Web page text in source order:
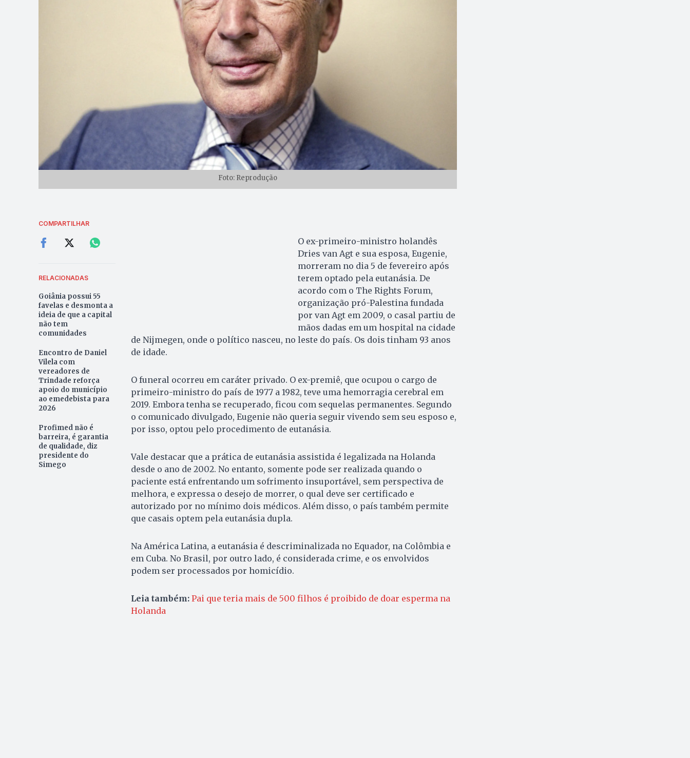
Foto: Reprodução
COMPARTILHAR
RELACIONADAS
Goiânia possui 55
favelas e desmonta a
ideia de que a capital
não tem
comunidades
Encontro de Daniel
Vilela com
vereadores de
Trindade reforça
apoio do município
ao emedebista para
2026
Profimed não é
barreira, é garantia
de qualidade, diz
presidente do
Simego
O ex-primeiro-ministro holandês
Dries van Agt e sua esposa, Eugenie,
morreram no dia 5 de fevereiro após
terem optado pela eutanásia. De
acordo com o The Rights Forum,
organização pró-Palestina fundada
por van Agt em 2009, o casal partiu de
mãos dadas em um hospital na cidade
de Nijmegen, onde o político nasceu, no leste do país. Os dois tinham 93 anos
de idade.
O funeral ocorreu em caráter privado. O ex-premiê, que ocupou o cargo de
primeiro-ministro do país de 1977 a 1982, teve uma hemorragia cerebral em
2019. Embora tenha se recuperado, ficou com sequelas permanentes. Segundo
o comunicado divulgado, Eugenie não queria seguir vivendo sem seu esposo e,
por isso, optou pelo procedimento de eutanásia.
Vale destacar que a prática de eutanásia assistida é legalizada na Holanda
desde o ano de 2002. No entanto, somente pode ser realizada quando o
paciente está enfrentando um sofrimento insuportável, sem perspectiva de
melhora, e expressa o desejo de morrer, o qual deve ser certificado e
autorizado por no mínimo dois médicos. Além disso, o país também permite
que casais optem pela eutanásia dupla.
Na América Latina, a eutanásia é descriminalizada no Equador, na Colômbia e
em Cuba. No Brasil, por outro lado, é considerada crime, e os envolvidos
podem ser processados por homicídio.
Leia também: Pai que teria mais de 500 filhos é proibido de doar esperma na
Holanda